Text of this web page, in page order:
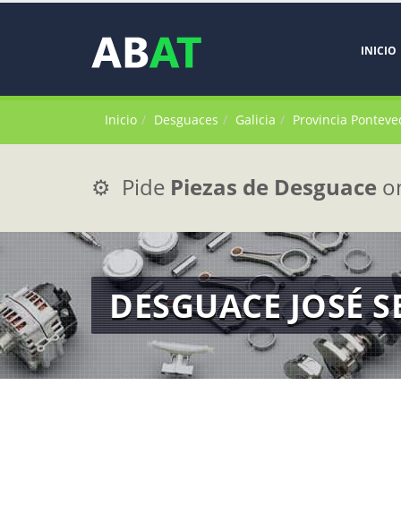
INICIO
Inicio Desguaces Galicia Provincia
⚙️ Pide Piezas de Desguace
DESGUACE JOSÉ